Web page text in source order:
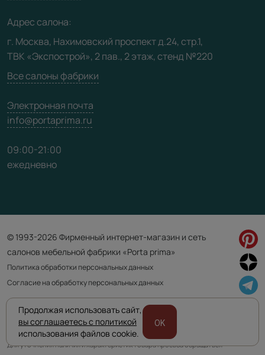
Видео
Карта сайта
Адрес салона:
г. Москва, Нахимовский проспект д.24, стр.1,
ТВК «Экспострой», 2 пав., 2 этаж, стенд №220
Все салоны фабрики
Электронная почта
info@portaprima.ru
09:00-21:00
ежедневно
© 1993-2026 Фирменный интернет-магазин и сеть
салонов мебельной фабрики «Porta prima»
Политика обработки персональных данных
Согласие на обработку персональных данных
Приведенная на сайте информация не является публичной офертой
и носит информационно ознакомительный характер.
Для уточнения наличия и характеристик товара просьба обращаться
Продолжая использовать сайт,
вы соглашаетесь с политикой
использования файлов cookie.
OK